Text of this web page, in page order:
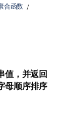
合函数
值，并返回
母顺序排序